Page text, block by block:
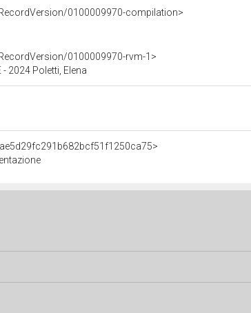
0100009970-compilation>
0100009970-rvm-1>
- 2024 Poletti, Elena